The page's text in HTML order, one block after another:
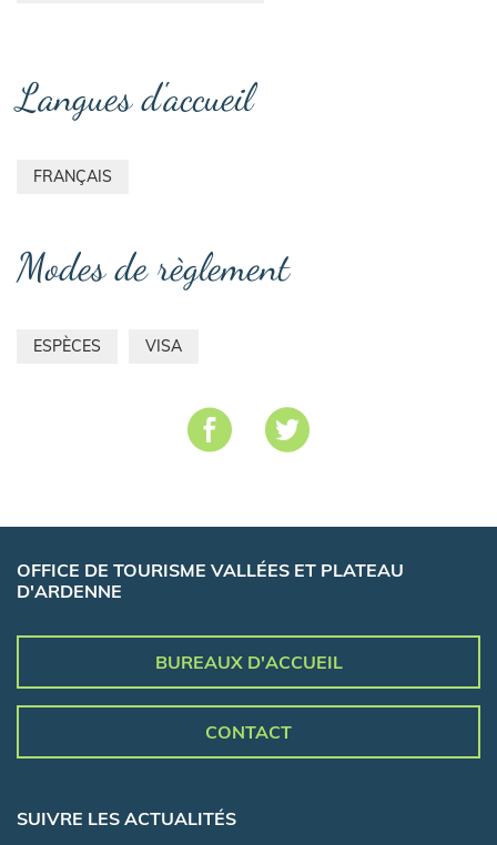
Langues d'accueil
FRANÇAIS
Modes de règlement
ESPÈCES VISA
OFFICE DE TOURISME VALLÉES ET PLATEAU
D'ARDENNE
BUREAUX D'ACCUEIL
CONTACT
SUIVRE LES ACTUALITÉS